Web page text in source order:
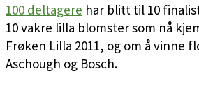
100 deltagere har blitt til 10
10 vakre lilla blomster som nå
Frøken Lilla 2011, og om å vinne
Aschough og Bosch.